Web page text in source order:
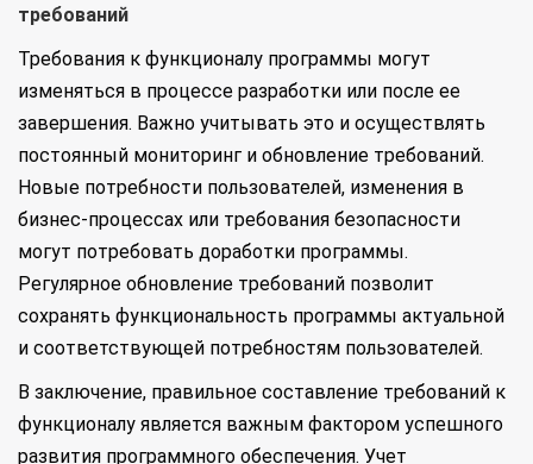
требований
Требования к функционалу программы могут
изменяться в процессе разработки или после ее
завершения. Важно учитывать это и осуществлять
постоянный мониторинг и обновление требований.
Новые потребности пользователей, изменения в
бизнес-процессах или требования безопасности
могут потребовать доработки программы.
Регулярное обновление требований позволит
сохранять функциональность программы актуальной
и соответствующей потребностям пользователей.
В заключение, правильное составление требований к
функционалу является важным фактором успешного
развития программного обеспечения. Учет